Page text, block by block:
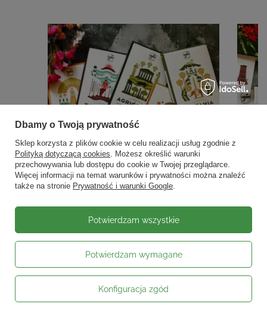
Moje zamówienie
Dbamy o Twoją prywatność
Sklep korzysta z plików cookie w celu realizacji usług zgodnie z
Polityką dotyczącą cookies. Możesz określić warunki
przechowywania lub dostępu do cookie w Twojej przeglądarce.
Więcej informacji na temat warunków i prywatności można znaleźć
także na stronie Prywatność i warunki Google.
Potwierdzam wymagane
Konfiguracja zgód
Potwierdzam wszystkie